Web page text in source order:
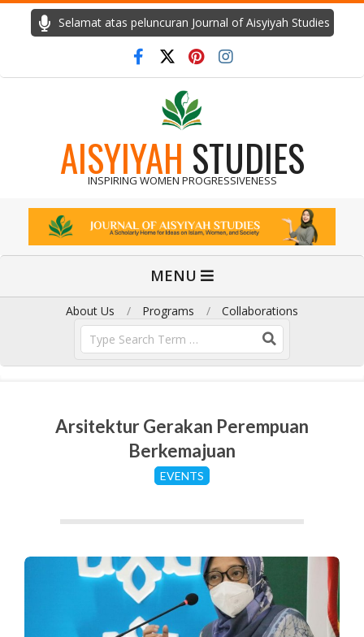
Selamat atas peluncuran Journal of Aisyiyah Studies
AISYIYAH STUDIES
INSPIRING WOMEN PROGRESSIVENESS
Menu
MENU
About Us Programs
Collaborations
Arsitektur Gerakan Perempuan
Berkemajuan
EVENTS